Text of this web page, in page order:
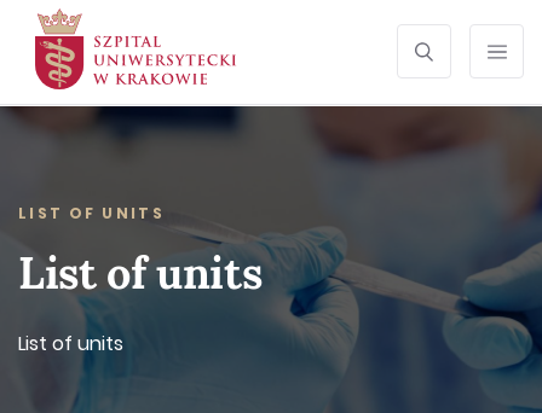
Otwórz
SEARCH
LIST OF UNITS
List of units
List of units